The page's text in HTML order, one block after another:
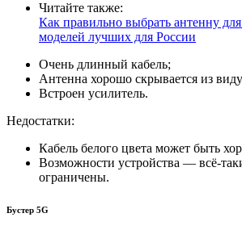
Читайте также:
Как правильно выбрать антенну
моделей лучших для России
Очень длинный кабель;
Антенна хорошо скрывается из
Встроен усилитель.
Недостатки:
Кабель белого цвета может быть
Возможности устройства — всё-
ограничены.
Бустер 5G